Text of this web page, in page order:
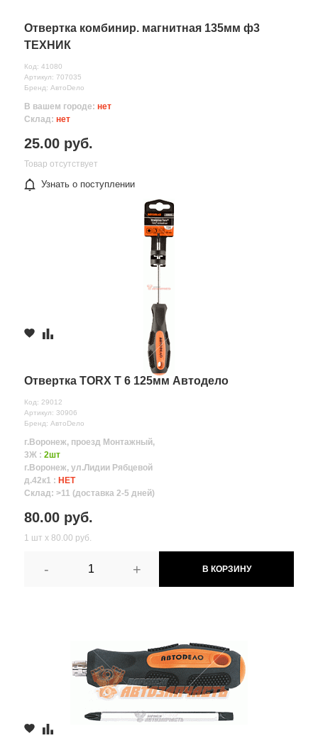
Отвертка комбинир. магнитная 135мм ф3
ТЕХНИК
Код: 41080
Артикул: 707035
Бренд: АвтоDело
В вашем городе: нет
Склад: нет
25.00 руб.
Товар отсутствует
Узнать о поступлении
Отвертка TORX T 6 125мм Автодело
Код: 29012
Артикул: 30906
Бренд: АвтоDело
г.Воронеж, проезд Монтажный,
3Ж : 2шт
г.Воронеж, ул.Лидии Рябцевой
д.42к1 : НЕТ
Склад: >11 (доставка 2-5 дней)
80.00 руб.
1 шт х 80.00 руб.
- + В КОРЗИНУ